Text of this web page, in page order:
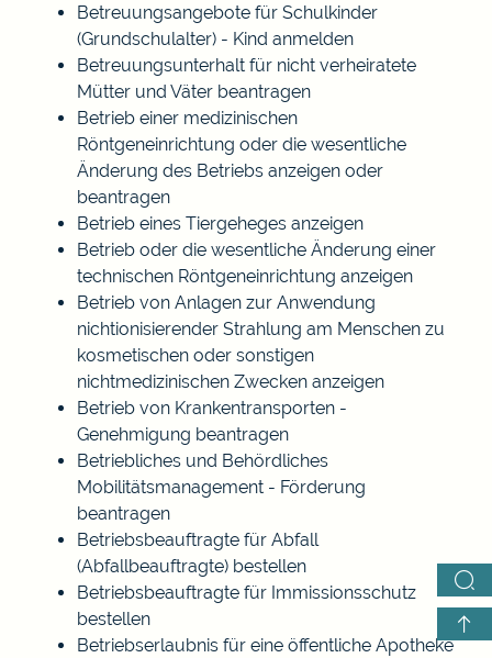
Betreuungsangebote für Schulkinder
(Grundschulalter) - Kind anmelden
Betreuungsunterhalt für nicht verheiratete
Mütter und Väter beantragen
Betrieb einer medizinischen
Röntgeneinrichtung oder die wesentliche
Änderung des Betriebs anzeigen oder
beantragen
Betrieb eines Tiergeheges anzeigen
Betrieb oder die wesentliche Änderung einer
technischen Röntgeneinrichtung anzeigen
Betrieb von Anlagen zur Anwendung
nichtionisierender Strahlung am Menschen zu
kosmetischen oder sonstigen
nichtmedizinischen Zwecken anzeigen
Betrieb von Krankentransporten -
Genehmigung beantragen
Betriebliches und Behördliches
Mobilitätsmanagement - Förderung
beantragen
Betriebsbeauftragte für Abfall
(Abfallbeauftragte) bestellen
Betriebsbeauftragte für Immissionsschutz
bestellen
Betriebserlaubnis für eine öffentliche Apotheke